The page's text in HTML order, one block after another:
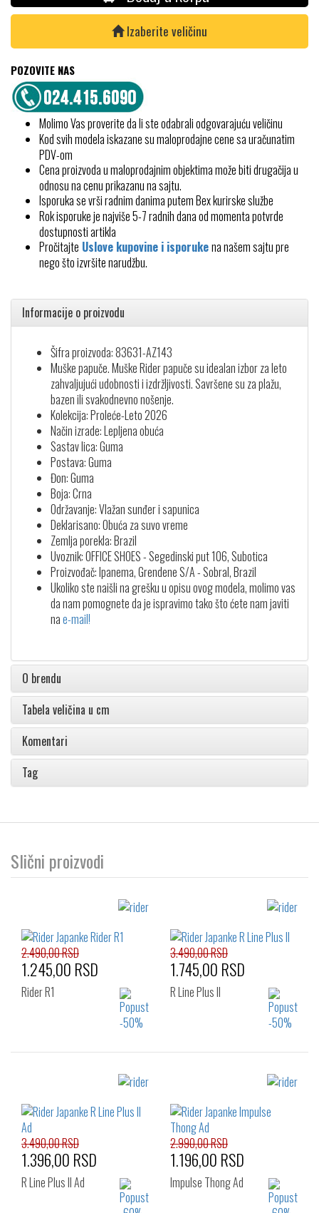
Izaberite veličinu
POZOVITE NAS
Molimo Vas proverite da li ste odabrali odgovarajuću veličinu
Kod svih modela iskazane su maloprodajne cene sa uračunatim
PDV-om
Cena proizvoda u maloprodajnim objektima može biti drugačija u
odnosu na cenu prikazanu na sajtu.
Isporuka se vrši radnim danima putem Bex kurirske službe
Rok isporuke je najviše 5-7 radnih dana od momenta potvrde
dostupnosti artikla
Pročitajte Uslove kupovine i isporukena našem sajtu pre
nego što izvršite narudžbu.
Informacije o proizvodu
Šifra proizvoda: 83631-AZ143
Muške papuče. Muške Rider papuče su idealan izbor za leto
zahvaljujući udobnosti i izdržljivosti. Savršene su za plažu,
bazen ili svakodnevno nošenje.
Kolekcija: Proleće-Leto 2026
Način izrade: Lepljena obuća
Sastav lica: Guma
Postava: Guma
Đon: Guma
Boja: Crna
Održavanje: Vlažan sunđer i sapunica
Deklarisano: Obuća za suvo vreme
Zemlja porekla: Brazil
Uvoznik: OFFICE SHOES - Segedinski put 106, Subotica
Proizvođač: Ipanema, Grendene S/A - Sobral, Brazil
Ukoliko ste naišli na grešku u opisu ovog modela, molimo vas
da nam pomognete da je ispravimo tako što ćete nam javiti
nae-mail!
O brendu
Tabela veličina u cm
Komentari
Tag
Slični proizvodi
Izaberi željeni broj:
44
45.5 47
2.490,00 RSD
1.245,00 RSD
Rider R1
Izaberi željeni broj:
43
44 45.5
3.490,00 RSD
1.745,00 RSD
R Line Plus II
3.490,00 RSD
1.396,00 RSD
R Line Plus II Ad
2.990,00 RSD
1.196,00 RSD
Impulse Thong Ad